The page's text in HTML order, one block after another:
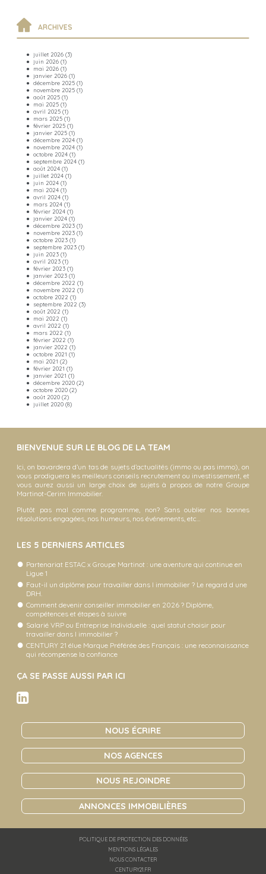
ARCHIVES
juillet 2026 (3)
juin 2026 (1)
mai 2026 (1)
janvier 2026 (1)
décembre 2025 (1)
novembre 2025 (1)
août 2025 (1)
mai 2025 (1)
avril 2025 (1)
mars 2025 (1)
février 2025 (1)
janvier 2025 (1)
décembre 2024 (1)
novembre 2024 (1)
octobre 2024 (1)
septembre 2024 (1)
août 2024 (1)
juillet 2024 (1)
juin 2024 (1)
mai 2024 (1)
avril 2024 (1)
mars 2024 (1)
février 2024 (1)
janvier 2024 (1)
décembre 2023 (1)
novembre 2023 (1)
octobre 2023 (1)
septembre 2023 (1)
juin 2023 (1)
avril 2023 (1)
février 2023 (1)
janvier 2023 (1)
décembre 2022 (1)
novembre 2022 (1)
octobre 2022 (1)
septembre 2022 (3)
août 2022 (1)
mai 2022 (1)
avril 2022 (1)
mars 2022 (1)
février 2022 (1)
janvier 2022 (1)
octobre 2021 (1)
mai 2021 (2)
février 2021 (1)
janvier 2021 (1)
décembre 2020 (2)
octobre 2020 (2)
août 2020 (2)
juillet 2020 (8)
BIENVENUE SUR LE BLOG DE LA TEAM
Ici, on bavardera d’un tas de sujets d’actualités (immo ou pas immo), on
vous prodiguera les meilleurs conseils recrutement ou investissement, et
vous aurez aussi un large choix de sujets à propos de notre Groupe
Martinot-Cerim Immobilier.
Plutôt pas mal comme programme, non? Sans oublier nos bonnes
résolutions engagées, nos humeurs, nos événements, etc…
LES 5 DERNIERS ARTICLES
Partenariat ESTAC x Groupe Martinot : une aventure qui continue en
Ligue 1
Faut-il un diplôme pour travailler dans l immobilier ? Le regard d une
DRH.
Comment devenir conseiller immobilier en 2026 ? Diplôme,
compétences et étapes à suivre
Salarié VRP ou Entreprise Individuelle : quel statut choisir pour
travailler dans l immobilier ?
CENTURY 21 élue Marque Préférée des Français : une reconnaissance
qui récompense la confiance
ÇA SE PASSE AUSSI PAR ICI
NOUS ÉCRIRE
NOS AGENCES
NOUS REJOINDRE
ANNONCES IMMOBILIÈRES
POLITIQUE DE PROTECTION DES DONNÉES
MENTIONS LÉGALES
NOUS CONTACTER
CENTURY21.FR